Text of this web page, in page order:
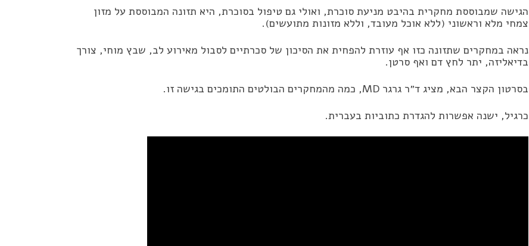
הגישה שמבוססת מחקרית בהיבט מניעת סוכרת, ואולי גם טיפול בסוכרת, היא תזונה המבוססת על מזון
צמחי מלא וראשוני (ללא אוכל מעובד, וללא מזונות מתועשים).
נראה במחקרים שתזונה כזו אף עוזרת להפחית את הסיכון של סכרתיים לסבול מאירוע לב, שבץ מוחי, צורך
בדיאליזה, יתר לחץ דם ואף סרטן.
בסרטון הקצר הבא, מציג ד״ר גרגר MD, כמה מהמחקרים הבולטים התומכים בגישה זו.
כרגיל, ישנה אפשרות להגדרת כתוביות בעברית.